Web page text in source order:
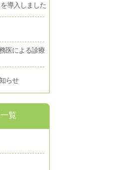
を導入しました
医による診療
らせ
覧